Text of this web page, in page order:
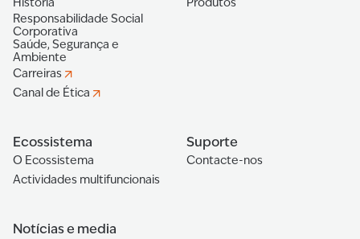
Responsabilidade Social
Corporativa
Saúde, Segurança e
Ambiente
Carreiras
Canal de Ética
Ecossistema
O Ecossistema
Actividades multifuncionais
Suporte
Contacte-nos
Notícias e media